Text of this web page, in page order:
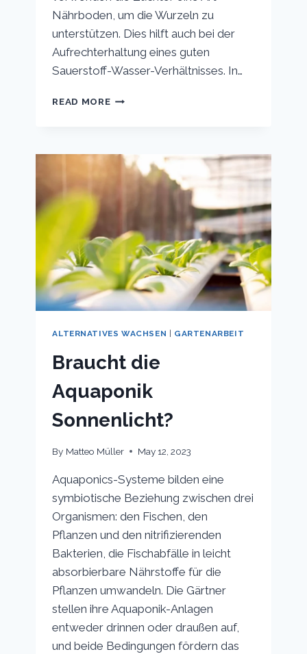
Nährboden, um die Wurzeln zu
unterstützen. Dies hilft auch bei der
Aufrechterhaltung eines guten
Sauerstoff-Wasser-Verhältnisses. In…
READ MOREKANN
HYDROPONISCHES
WACHSTUMSMEDIUM
VERWENDEN?
ALTERNATIVES WACHSEN GARTENARBEIT
Braucht die
Aquaponik
Sonnenlicht?
By Matteo Müller May 12, 2023
Aquaponics-Systeme bilden eine
symbiotische Beziehung zwischen drei
Organismen: den Fischen, den
Pflanzen und den nitrifizierenden
Bakterien, die Fischabfälle in leicht
absorbierbare Nährstoffe für die
Pflanzen umwandeln. Die Gärtner
stellen ihre Aquaponik-Anlagen
entweder drinnen oder draußen auf,
und beide Bedingungen fördern das